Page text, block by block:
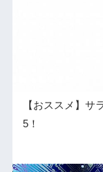
【おススメ】サ
5！